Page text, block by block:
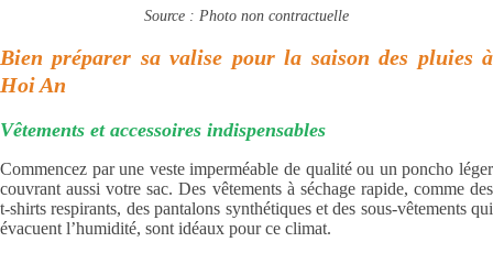
Source : Photo non contractuelle
Bien préparer sa valise pour la saison des pluies à
Hoi An
Vêtements et accessoires indispensables
Commencez par une veste imperméable de qualité ou un poncho léger
couvrant aussi votre sac. Des vêtements à séchage rapide, comme des
t-shirts respirants, des pantalons synthétiques et des sous-vêtements qui
évacuent l’humidité, sont idéaux pour ce climat.